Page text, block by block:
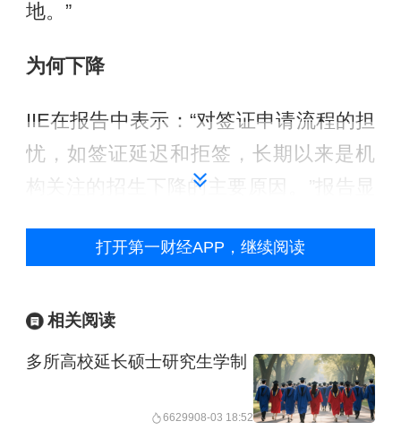
地。”
为何下降
IIE在报告中表示：“对签证申请流程的担
忧，如签证延迟和拒签，长期以来是机
构关注的招生下降的主要原因。”报告显
中，96%的院校表示签证申请方面的顾
85%。
报告还称：“机构反映，学生对在美国感
到不受欢迎（67%）或对更广泛的社会
打开第一财经APP，继续阅读
相关阅读
多所高校延长硕士研究生学制
6629908-03 18:52